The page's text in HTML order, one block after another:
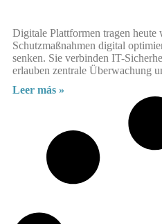
Digitale Plattformen tragen heute
Schutzmaßnahmen digital
senken. Sie verbinden IT-
erlauben zentrale Überwachung
Leer más »